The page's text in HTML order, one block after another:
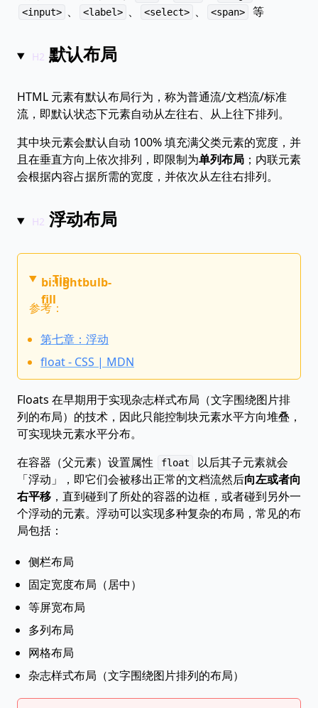
<input> 、 <label> 、 <select> 、 <span> 等
默认布局
HTML 元素有默认布局行为，称为普通流/文档流/标准
流，即默认状态下元素自动从左往右、从上往下排列。
其中块元素会默认自动 100% 填充满父类元素的宽度，并
且在垂直方向上依次排列，即限制为单列布局 ；内联元素
会根据内容占据所需的宽度，并依次从左往右排列。
浮动布局
bi:lightbulb-
fill
Tip
参考：
第七章：浮动
float - CSS | MDN
Floats 在早期用于实现杂志样式布局（文字围绕图片排
列的布局）的技术，因此只能控制块元素水平方向堆叠，
可实现块元素水平分布。
在容器（父元素）设置属性
float
以后其子元素就会
「浮动」，即它们会被移出正常的文档流然后向左或者向
右平移 ，直到碰到了所处的容器的边框，或者碰到另外一
个浮动的元素。浮动可以实现多种复杂的布局，常见的布
局包括：
侧栏布局
固定宽度布局（居中）
等屏宽布局
多列布局
网格布局
杂志样式布局（文字围绕图片排列的布局）